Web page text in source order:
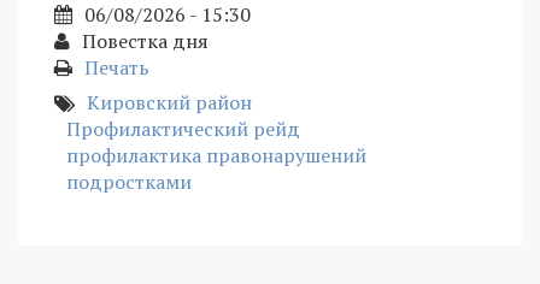
06/08/2026 - 15:30
Повестка дня
Печать
Кировский район
Профилактический рейд
профилактика правонарушений
подростками